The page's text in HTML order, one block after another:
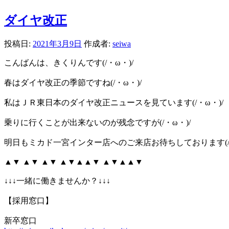
ダイヤ改正
投稿日: 2021年3月9日 作成者: seiwa
こんばんは、きくりんです(/・ω・)/
春はダイヤ改正の季節ですね(/・ω・)/
私はＪＲ東日本のダイヤ改正ニュースを見ています(/・ω・)/
乗りに行くことが出来ないのが残念ですが(/・ω・)/
明日もミカド一宮インター店へのご来店お待ちしております
▲▼ ▲▼ ▲▼ ▲▼▲▲▼ ▲▼▲▲▼
↓↓↓一緒に働きませんか？↓↓↓
【採用窓口】
新卒窓口